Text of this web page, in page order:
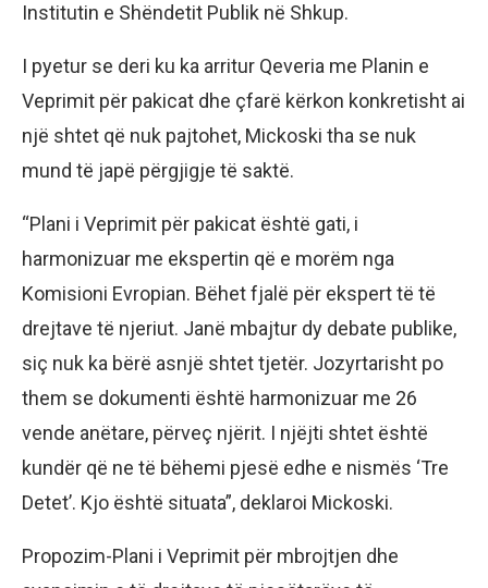
Institutin e Shëndetit Publik në Shkup.
I pyetur se deri ku ka arritur Qeveria me Planin e
Veprimit për pakicat dhe çfarë kërkon konkretisht ai
një shtet që nuk pajtohet, Mickoski tha se nuk
mund të japë përgjigje të saktë.
“Plani i Veprimit për pakicat është gati, i
harmonizuar me ekspertin që e morëm nga
Komisioni Evropian. Bëhet fjalë për ekspert të të
drejtave të njeriut. Janë mbajtur dy debate publike,
siç nuk ka bërë asnjë shtet tjetër. Jozyrtarisht po
them se dokumenti është harmonizuar me 26
vende anëtare, përveç njërit. I njëjti shtet është
kundër që ne të bëhemi pjesë edhe e nismës ‘Tre
Detet’. Kjo është situata”, deklaroi Mickoski.
Propozim-Plani i Veprimit për mbrojtjen dhe